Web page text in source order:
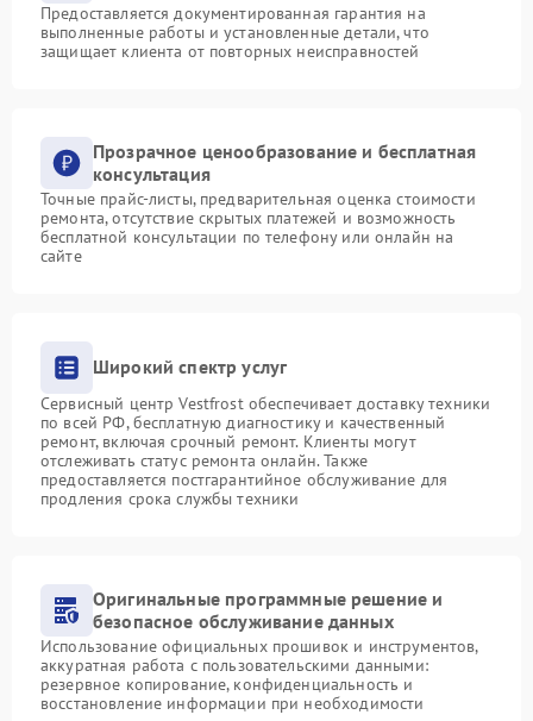
Предоставляется документированная гарантия на
выполненные работы и установленные детали, что
защищает клиента от повторных неисправностей
Прозрачное ценообразование и бесплатная
консультация
Точные прайс-листы, предварительная оценка стоимости
ремонта, отсутствие скрытых платежей и возможность
бесплатной консультации по телефону или онлайн на
сайте
Широкий спектр услуг
Сервисный центр Vestfrost обеспечивает доставку техники
по всей РФ, бесплатную диагностику и качественный
ремонт, включая срочный ремонт. Клиенты могут
отслеживать статус ремонта онлайн. Также
предоставляется постгарантийное обслуживание для
продления срока службы техники
Оригинальные программные решение и
безопасное обслуживание данных
Использование официальных прошивок и инструментов,
аккуратная работа с пользовательскими данными:
резервное копирование, конфиденциальность и
восстановление информации при необходимости